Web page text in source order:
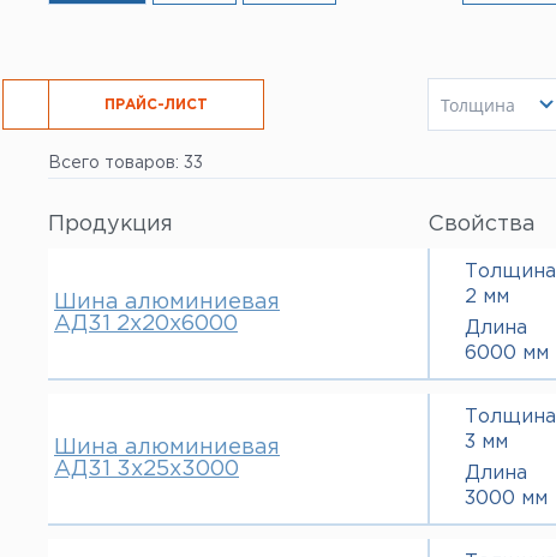
Толщина
5 мм
8 мм
10 мм
ПРАЙС-ЛИСТ
РЕЗКА
Всего товаров: 33
Продукция Свойства
Шина алюминиевая
АД31 2х20х6000
Толщина
2 мм
Длина
6000 мм
Шина алюминиевая
АД31 3х25х3000
Толщина
3 мм
Длина
3000 мм